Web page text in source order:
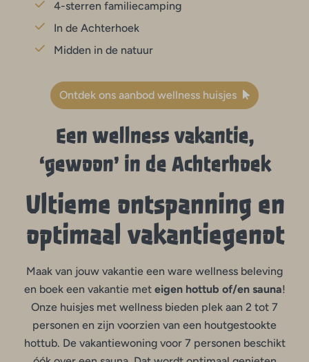
4-sterren familiecamping
In de Achterhoek
Midden in de natuur
Ontdek ons aanbod wellness huisjes
Een wellness vakantie,
‘gewoon’ in de Achterhoek
Ultieme ontspanning en
optimaal vakantiegenot
Maak van jouw vakantie een ware wellness beleving
en boek een vakantie met eigen hottub of/en sauna!
Onze huisjes met wellness bieden plek aan 2 tot 7
personen en zijn voorzien van een houtgestookte
hottub. De vakantiewoning voor 7 personen beschikt